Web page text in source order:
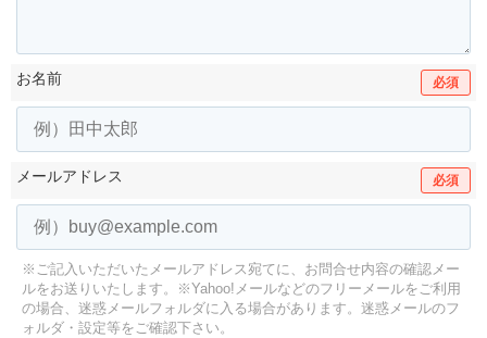
お名前 必須
メールアドレス 必須
※ご記入いただいたメールアドレス宛てに、お問合せ内容の確認メー
ルをお送りいたします。
※Yahoo!メールなどのフリーメールをご利用
の場合、迷惑メールフォルダに入る場合があります。 迷惑メールのフ
ォルダ・設定等をご確認下さい。